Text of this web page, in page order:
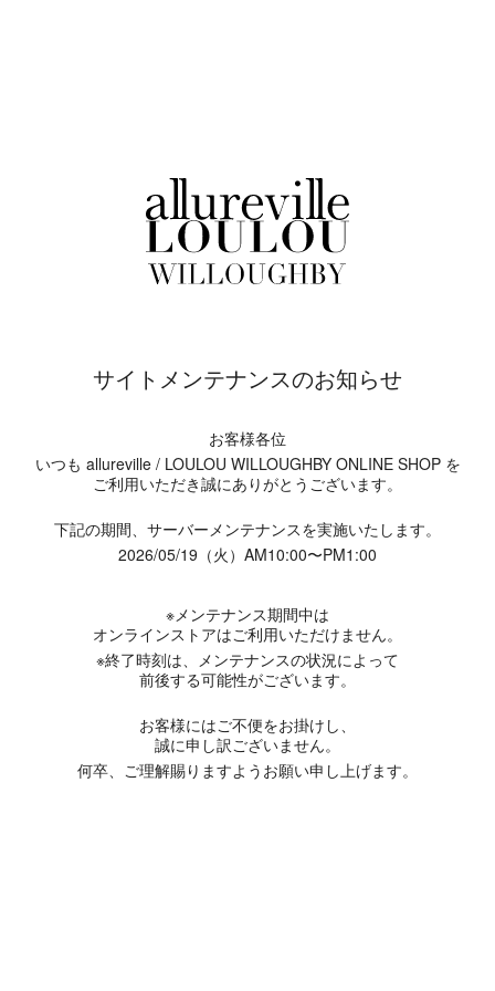
サイトメンテナンスのお知らせ
お客様各位
いつも allureville / LOULOU WILLOUGHBY ONLINE SHOP を
ご利用いただき誠にありがとうございます。
下記の期間、サーバーメンテナンスを実施いたします。
2026/05/19（火）AM10:00〜PM1:00
※メンテナンス期間中は
オンラインストアはご利用いただけません。
※終了時刻は、メンテナンスの状況によって
前後する可能性がございます。
お客様にはご不便をお掛けし、
誠に申し訳ございません。
何卒、ご理解賜りますようお願い申し上げます。